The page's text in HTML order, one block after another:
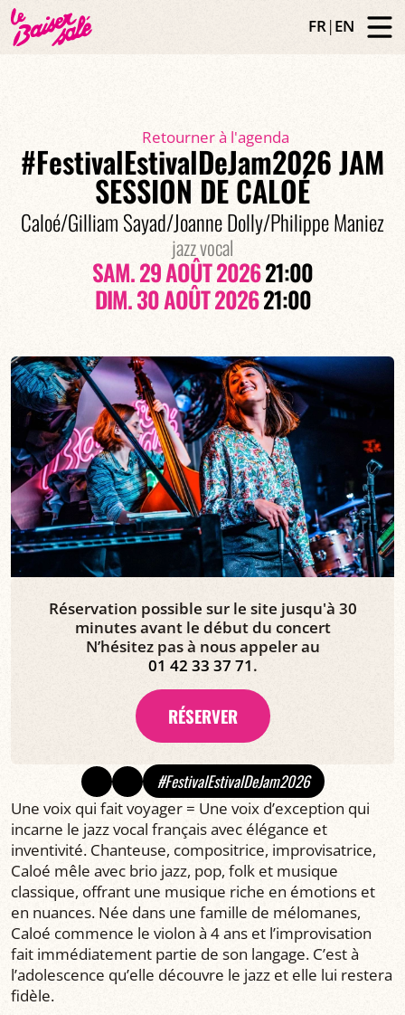
FR|EN
Retourner à l'agenda
#FestivalEstivalDeJam2026 JAM
SESSION DE CALOÉ
Caloé/Gilliam Sayad/Joanne Dolly/Philippe Maniez
jazz vocal
SAM. 29 AOÛT 202621:00
DIM. 30 AOÛT 202621:00
Réservation possible sur le site jusqu'à 30
minutes avant le début du concert
N’hésitez pas à nous appeler au
01 42 33 37 71.
RÉSERVER
#FestivalEstivalDeJam2026
Une voix qui fait voyager = Une voix d’exception qui
incarne le jazz vocal français avec élégance et
inventivité. Chanteuse, compositrice, improvisatrice,
Caloé mêle avec brio jazz, pop, folk et musique
classique, offrant une musique riche en émotions et
en nuances. Née dans une famille de mélomanes,
Caloé commence le violon à 4 ans et l’improvisation
fait immédiatement partie de son langage. C’est à
l’adolescence qu’elle découvre le jazz et elle lui restera
fidèle.